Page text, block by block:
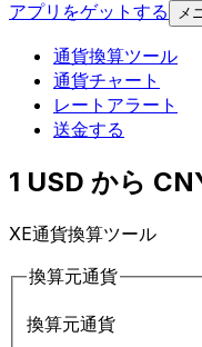
アプリをゲットする メ
通貨換算ツール
通貨チャート
レートアラート
送金する
1 USD から
XE通貨換算ツール
換算元通貨
換算元通貨